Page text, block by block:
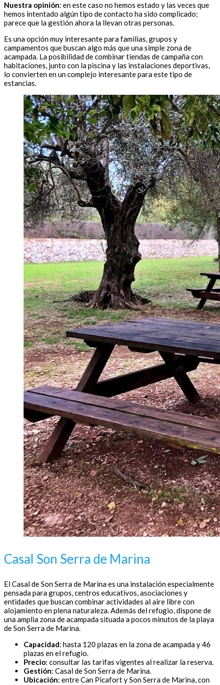
Nuestra opinión: en este caso no hemos estado y las veces que
hemos intentado algún tipo de contacto ha sido complicado;
parece que la gestión ahora la llevan otras personas.
Es una opción muy interesante para familias, grupos y
campamentos que buscan algo más que una simple zona de
acampada. La posibilidad de combinar tiendas de campaña con
habitaciones, junto con la piscina y las instalaciones deportivas,
lo convierten en un complejo interesante para este tipo de
estancias.
Casal Son Serra de Marina
El Casal de Son Serra de Marina es una instalación especialmente
pensada para grupos, centros educativos, asociaciones y
entidades que buscan combinar actividades al aire libre con
alojamiento en plena naturaleza. Además del refugio, dispone de
una amplia zona de acampada situada a pocos minutos de la playa
de Son Serra de Marina.
Capacidad: hasta 120 plazas en la zona de acampada y 46
plazas en el refugio.
Precio: consultar las tarifas vigentes al realizar la reserva.
Gestión: Casal de Son Serra de Marina.
Ubicación: entre Can Picafort y Son Serra de Marina, con